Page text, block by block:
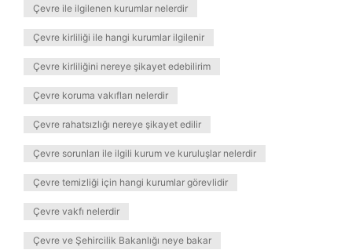
Çevre ile ilgilenen kurumlar nelerdir
Çevre kirliliği ile hangi kurumlar ilgilenir
Çevre kirliliğini nereye şikayet edebilirim
Çevre koruma vakıfları nelerdir
Çevre rahatsızlığı nereye şikayet edilir
Çevre sorunları ile ilgili kurum ve kuruluşlar nelerdir
Çevre temizliği için hangi kurumlar görevlidir
Çevre vakfı nelerdir
Çevre ve Şehircilik Bakanlığı neye bakar